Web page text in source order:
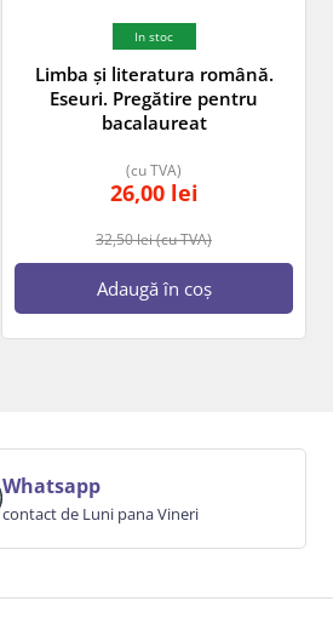
In stoc
Limba și literatura română.
Eseuri. Pregătire pentru
bacalaureat
32,50lei(cu TVA)
26,00 lei
(cu TVA)
Adaugă în coș
Whatsapp
contact de Luni pana Vineri